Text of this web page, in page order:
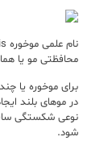
محافظتی مو یا
برای موخوره يا
در مو‌های بلند
نوعی شکستگی
‌شود.